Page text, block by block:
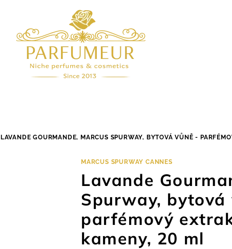
LAVANDE GOURMANDE, MARCUS SPURWAY, BYTOVÁ VŮNĚ -
MARCUS SPURWAY CANNES
Lavande
Spurway, bytová
parfémový
kameny, 20 ml